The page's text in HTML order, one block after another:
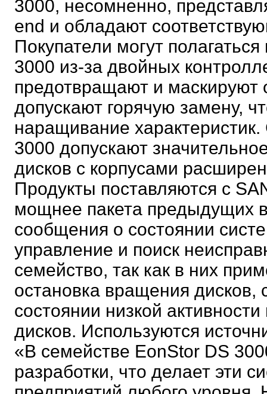
3000, несомненно,
end и обладают
Покупатели могут
3000 из-за двойных
предотвращают и
допускают горячую замену,
наращивание
3000 допускают
дисков с корпусами
Продукты поставляются с
мощнее пакета предыдущих
сообщения о состоянии
управление и поиск
семейство, так как в них
остановка вращения
состоянии низкой
дисков. Используются
«В семействе EonStor DS
разработки, что делает эти